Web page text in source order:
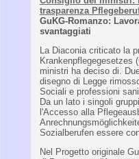
trasparenza
GuKG-Romanzo:
svantaggiati
La Diaconia criticato la
Krankenpflegegesetzes
ministri ha deciso di.
disegno di Legge
Sociali e professioni
Da un lato i singoli
l'Accesso alla
Sozialberufen essere
Nel Progetto originale